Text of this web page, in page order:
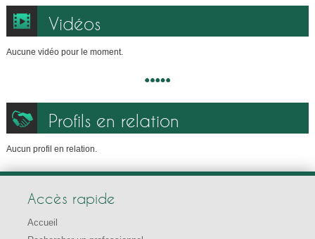
Vidéos
Aucune vidéo pour le moment.
Profils en relation
Aucun profil en relation.
Accès rapide
Accueil